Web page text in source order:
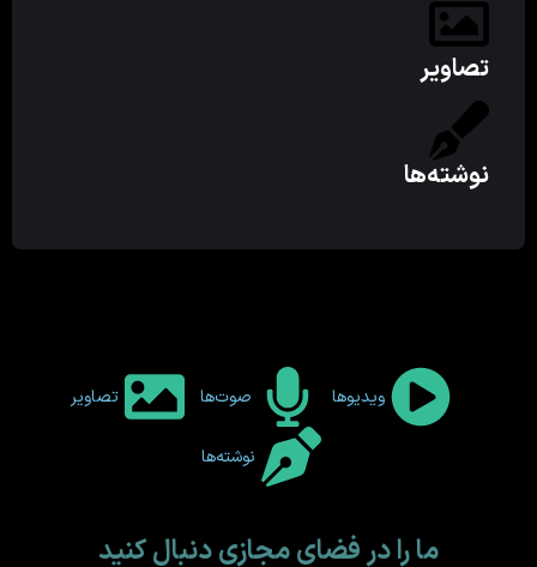
تصاویر
نوشته‌ها
ویدیوها صوت‌ها تصاویر
نوشته‌ها
ما را در فضای مجازی دنبال کنید